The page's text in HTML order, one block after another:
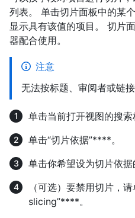
列表。 单击切片面板中的某
显示具有该值的项目。 切片
器配合使用。
注意
无法按标题、审阅者或链
单击当前打开视图的搜索
单击“切片依据”****。
单击你希望设为切片依据
（可选）要禁用切片，
slicing”****。